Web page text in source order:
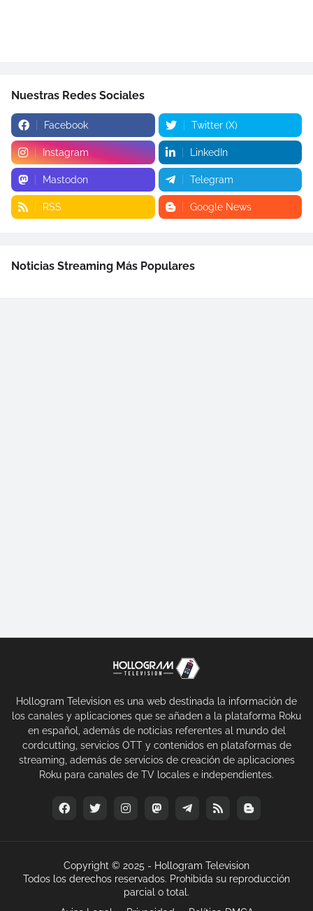
Nuestras Redes Sociales
Facebook Twitter (X)
Instagram LinkedIn
Mastodon Telegram
RSS Google News
Noticias Streaming Más Populares
Hollogram Television es una web destinada la información de
los canales y aplicaciones que se añaden a la plataforma Roku
en español, además de noticias referentes al mundo del
cordcutting, servicios OTT y contenidos en plataformas de
streaming, además de servicios de creación de aplicaciones
Roku para canales de TV locales e independientes.
Copyright © 2025 - Hollogram Television
Todos los derechos reservados. Prohibida su reproducción
parcial o total.